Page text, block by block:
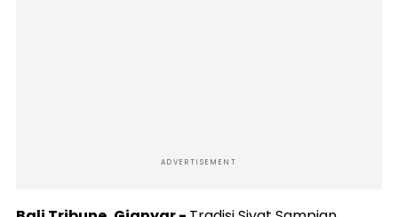
ADVERTISEMENT